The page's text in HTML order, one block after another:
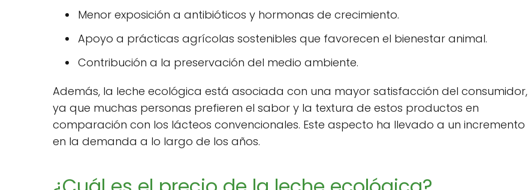
Menor exposición a antibióticos y hormonas de crecimiento.
Apoyo a prácticas agrícolas sostenibles que favorecen el bienestar animal.
Contribución a la preservación del medio ambiente.
Además, la leche ecológica está asociada con una mayor satisfacción del consumidor,
ya que muchas personas prefieren el sabor y la textura de estos productos en
comparación con los lácteos convencionales. Este aspecto ha llevado a un incremento
en la demanda a lo largo de los años.